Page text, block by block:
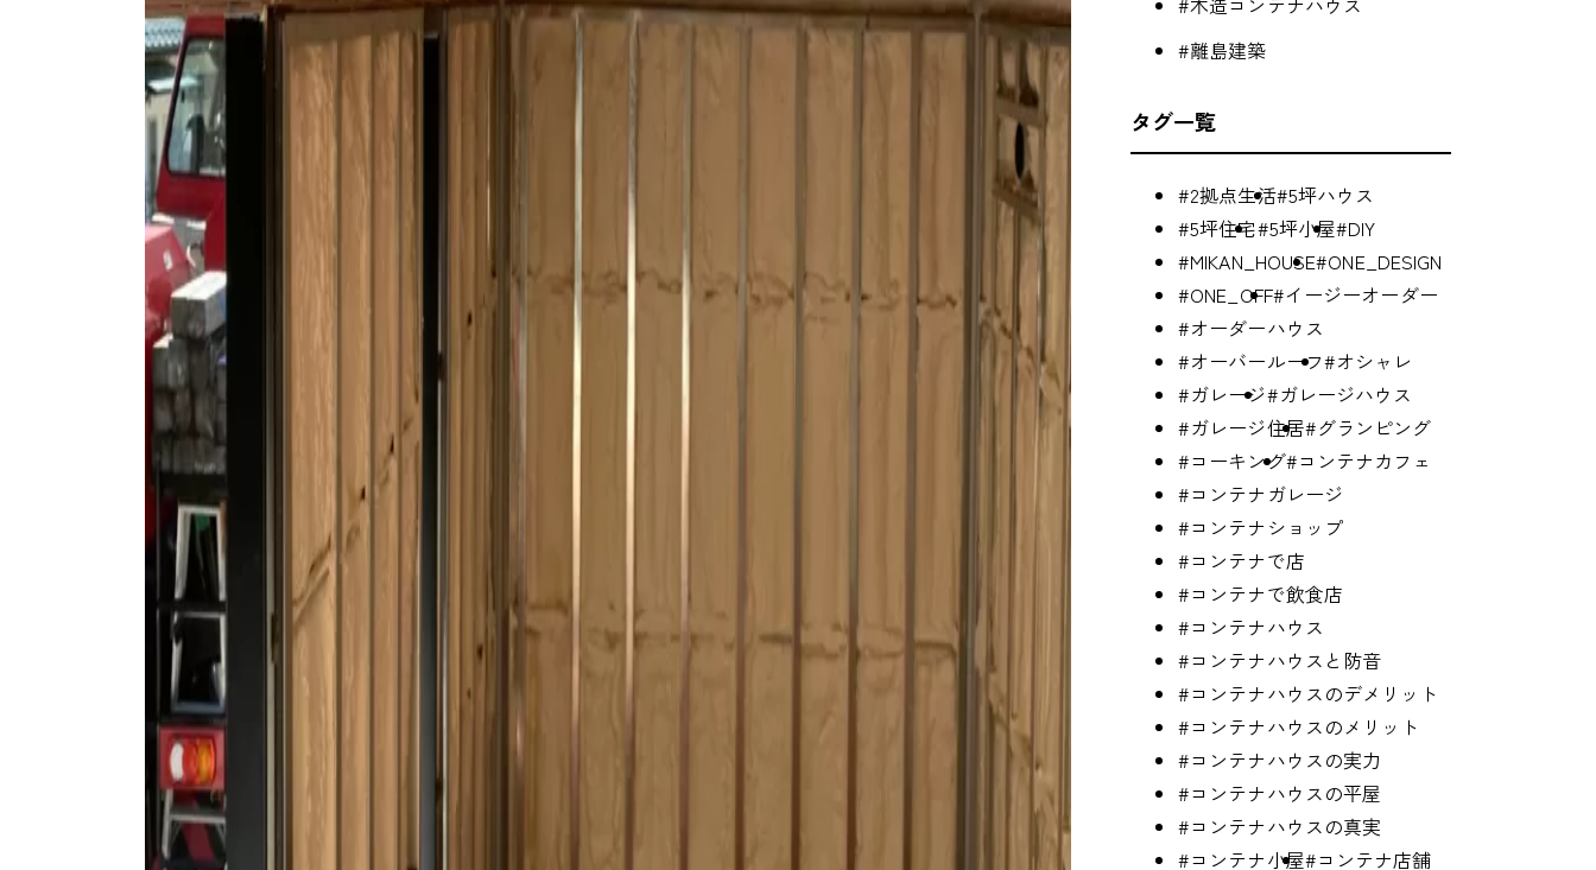
#離島建築
タグ一覧
#2拠点生活#5坪ハウス
#5坪住宅#5坪小屋#DIY
#MIKAN_HOUSE#ONE_DESIGN
#ONE_OFF#イージーオーダー
#オーダーハウス
#オーバールーフ#オシャレ
#ガレージ#ガレージハウス
#ガレージ住居#グランピング
#コーキング#コンテナカフェ
#コンテナガレージ
#コンテナショップ
#コンテナで店
#コンテナで飲食店
#コンテナハウス
#コンテナハウスと防音
#コンテナハウスのデメリット
#コンテナハウスのメリット
#コンテナハウスの実力
#コンテナハウスの平屋
#コンテナハウスの真実
#コンテナ小屋#コンテナ店舗